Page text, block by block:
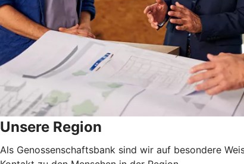
Unsere Region
Als Genossenschaftsbank sind wir auf besondere